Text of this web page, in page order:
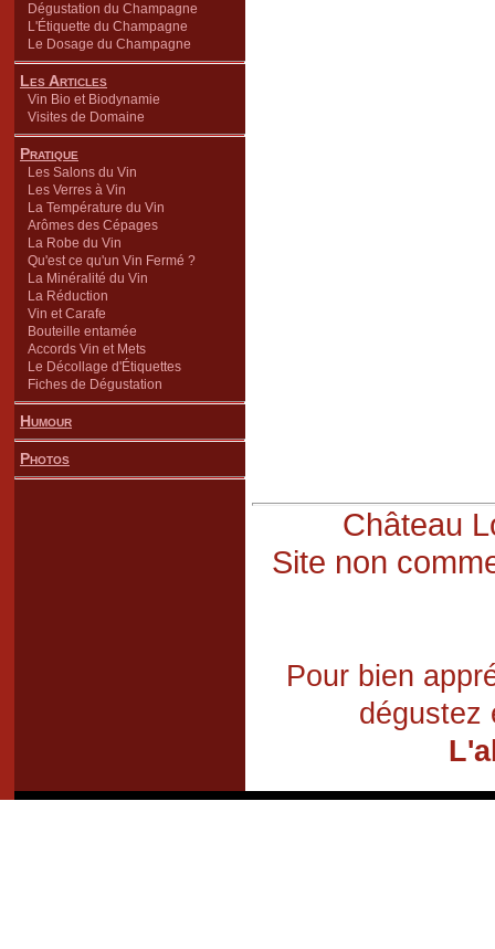
Dégustation du Champagne
L'Étiquette du Champagne
Le Dosage du Champagne
Les Articles
Vin Bio et Biodynamie
Visites de Domaine
Pratique
Les Salons du Vin
Les Verres à Vin
La Température du Vin
Arômes des Cépages
La Robe du Vin
Qu'est ce qu'un Vin Fermé ?
La Minéralité du Vin
La Réduction
Vin et Carafe
Bouteille entamée
Accords Vin et Mets
Le Décollage d'Étiquettes
Fiches de Dégustation
Humour
Photos
Château
Site non
Pour bien
dégustez